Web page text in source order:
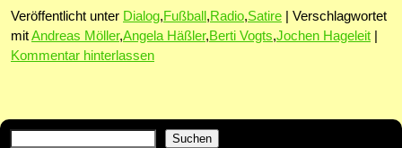
Veröffentlicht unter Dialog,Fußball ,Radio,Satire
Verschlagwortet
mitAndreas Möller,Angela Häßler,Berti Vogts,Jochen Hageleit
Kommentar hinterlassen
Suchen